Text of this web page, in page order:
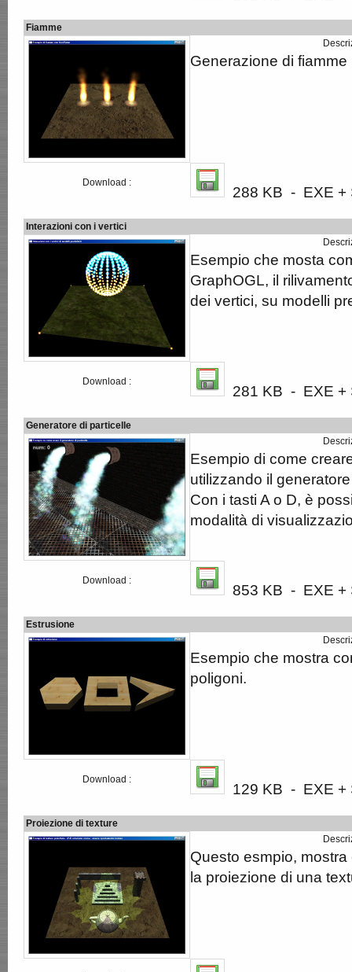
Fiamme
Generazione di fiamme
Download :
288 KB - EXE +
Interazioni con i vertici
Esempio che mosta
GraphOGL, il
dei vertici, su modelli
Download :
281 KB - EXE +
Generatore di particelle
Esempio di come
utilizzando il
Con i tasti A o D, è
modalità di
Download :
853 KB - EXE +
Estrusione
Esempio che mostra
poligoni.
Download :
129 KB - EXE +
Proiezione di texture
Questo esmpio,
la proiezione di una